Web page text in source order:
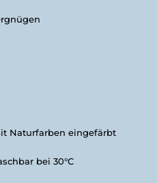
Naturfarben eingefärbt
bei 30°C